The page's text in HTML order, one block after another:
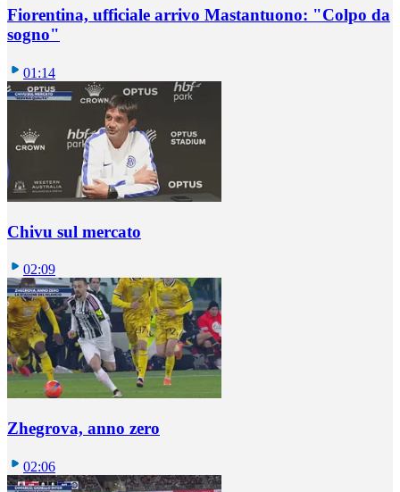
Fiorentina, ufficiale arrivo Mastantuono: "Colpo da
sogno"
01:14
Chivu sul mercato
02:09
Zhegrova, anno zero
02:06